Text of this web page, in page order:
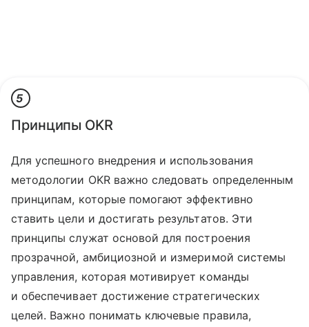
5
Принципы OKR
Для успешного внедрения и использования
методологии OKR важно следовать определенным
принципам, которые помогают эффективно
ставить цели и достигать результатов. Эти
принципы служат основой для построения
прозрачной, амбициозной и измеримой системы
управления, которая мотивирует команды
и обеспечивает достижение стратегических
целей. Важно понимать ключевые правила,